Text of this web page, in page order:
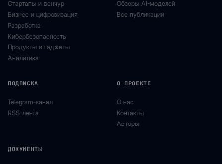
Стартапы и венчур
Бизнес и цифровизация
Разработка
Кибербезопасность
Продукты и гаджеты
Аналитика
Обзоры AI-моделей
Все публикации
ПОДПИСКА
Telegram-канал
RSS-лента
О ПРОЕКТЕ
О нас
Контакты
Авторы
ДОКУМЕНТЫ